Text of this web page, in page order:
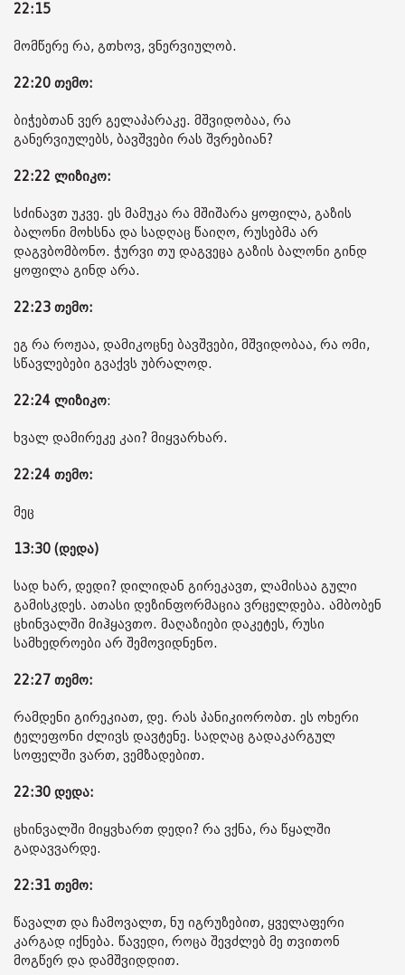
22:15
მომწერე რა, გთხოვ, ვნერვიულობ.
22:20 თემო:
ბიჭებთან ვერ გელაპარაკე. მშვიდობაა, რა
განერვიულებს, ბავშვები რას შვრებიან?
22:22 ლიზიკო:
სძინავთ უკვე. ეს მამუკა რა მშიშარა ყოფილა, გაზის
ბალონი მოხსნა და სადღაც წაიღო, რუსებმა არ
დაგვბომბონო. ჭურვი თუ დაგვეცა გაზის ბალონი გინდ
ყოფილა გინდ არა.
22:23 თემო:
ეგ რა როჟაა, დამიკოცნე ბავშვები, მშვიდობაა, რა ომი,
სწავლებები გვაქვს უბრალოდ.
22:24 ლიზიკო:
ხვალ დამირეკე კაი? მიყვარხარ.
22:24 თემო:
მეც
13:30 (დედა)
სად ხარ, დედი? დილიდან გირეკავთ, ლამისაა გული
გამისკდეს. ათასი დეზინფორმაცია ვრცელდება. ამბობენ
ცხინვალში მიჰყავთო. მაღაზიები დაკეტეს, რუსი
სამხედროები არ შემოვიდნენო.
22:27 თემო:
რამდენი გირეკიათ, დე. რას პანიკიორობთ. ეს ოხერი
ტელეფონი ძლივს დავტენე. სადღაც გადაკარგულ
სოფელში ვართ, ვემზადებით.
22:30 დედა:
ცხინვალში მიყვხართ დედი? რა ვქნა, რა წყალში
გადავვარდე.
22:31 თემო:
წავალთ და ჩამოვალთ, ნუ იგრუზებით, ყველაფერი
კარგად იქნება. წავედი, როცა შევძლებ მე თვითონ
მოგწერ და დამშვიდდით.